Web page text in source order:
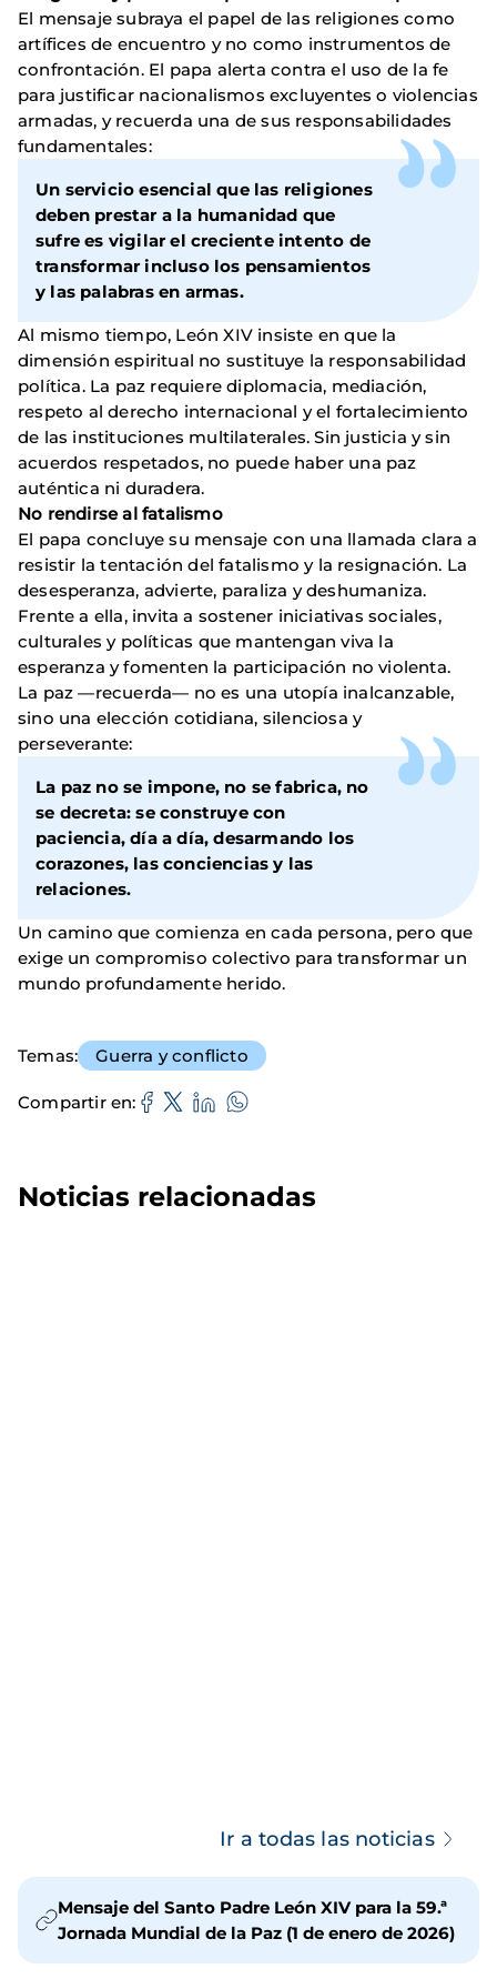
El mensaje subraya el papel de las religiones como
artífices de encuentro y no como instrumentos de
confrontación. El papa alerta contra el uso de la fe
para justificar nacionalismos excluyentes o violencias
armadas, y recuerda una de sus responsabilidades
fundamentales:
Un servicio esencial que las religiones
deben prestar a la humanidad que
sufre es vigilar el creciente intento de
transformar incluso los pensamientos
y las palabras en armas.
Al mismo tiempo, León XIV insiste en que la
dimensión espiritual no sustituye la responsabilidad
política. La paz requiere diplomacia, mediación,
respeto al derecho internacional y el fortalecimiento
de las instituciones multilaterales. Sin justicia y sin
acuerdos respetados, no puede haber una paz
auténtica ni duradera.
No rendirse al fatalismo
El papa concluye su mensaje con una llamada clara a
resistir la tentación del fatalismo y la resignación. La
desesperanza, advierte, paraliza y deshumaniza.
Frente a ella, invita a sostener iniciativas sociales,
culturales y políticas que mantengan viva la
esperanza y fomenten la participación no violenta.
La paz —recuerda— no es una utopía inalcanzable,
sino una elección cotidiana, silenciosa y
perseverante:
La paz no se impone, no se fabrica, no
se decreta: se construye con
paciencia, día a día, desarmando los
corazones, las conciencias y las
relaciones.
Un camino que comienza en cada persona, pero que
exige un compromiso colectivo para transformar un
mundo profundamente herido.
Temas Guerra y conflicto
Compartir en
Noticias relacionadas
Ir a todas las noticias
Mensaje del Santo Padre León XIV para la 59.ª
Jornada Mundial de la Paz (1 de enero de 2026)